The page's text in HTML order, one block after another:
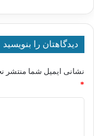
دیدگاهتان را بنویسید
نشانی ایمیل شما منتشر
*